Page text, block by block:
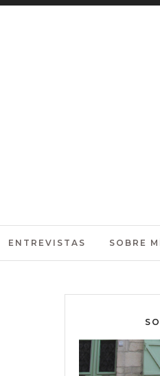
ENTREVISTAS SOBRE